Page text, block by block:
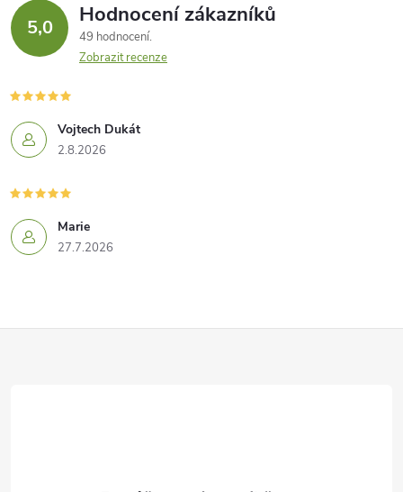
5,0 Hodnocení zákazníků
49 hodnocení
Zobrazit recenze
Vojtech Dukát
2.8.2026
Marie
27.7.2026